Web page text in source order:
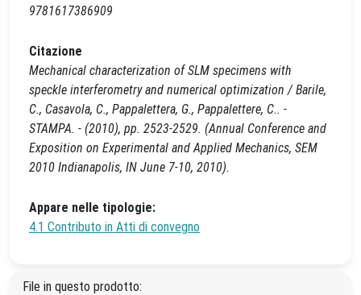
9781617386909
Citazione
Mechanical characterization of SLM specimens with
speckle interferometry and numerical optimization / Barile,
C., Casavola, C., Pappalettera, G., Pappalettere, C.. -
STAMPA. - (2010), pp. 2523-2529. (Annual Conference and
Exposition on Experimental and Applied Mechanics, SEM
2010 Indianapolis, IN June 7-10, 2010).
Appare nelle tipologie:
4.1 Contributo in Atti di convegno
File in questo prodotto: